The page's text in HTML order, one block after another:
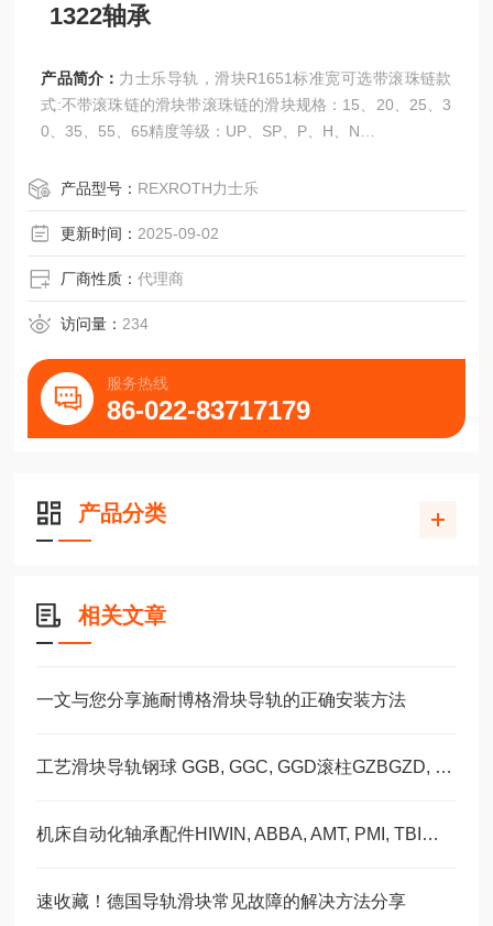
1322轴承
产品简介： 力士乐导轨，滑块R1651标准宽可选带滚珠链款
式:不带滚珠链的滑块带滚珠链的滑块规格：15、20、25、3
0、35、55、65精度等级：UP、SP、P、H、N
产品型号： REXROTH力士乐
更新时间： 2025-09-02
厂商性质：代理商
访问量： 234
服务热线
86-022-83717179
产品分类
相关文章
一文与您分享施耐博格滑块导轨的正确安装方法
工艺滑块导轨钢球 GGB, GGC, GGD滚柱GZBGZD, GZV，GGBC/GZBC
机床自动化轴承配件HIWIN, ABBA, AMT, PMI, TBI滑块导轨丝杠
速收藏！德国导轨滑块常见故障的解决方法分享